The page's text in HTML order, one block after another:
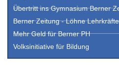
Übertritt ins Gymnasium Berner
Berner Zeitung - Löhne Lehrkräfte
Mehr Geld für Berner PH
Volksinitiative für Bildung